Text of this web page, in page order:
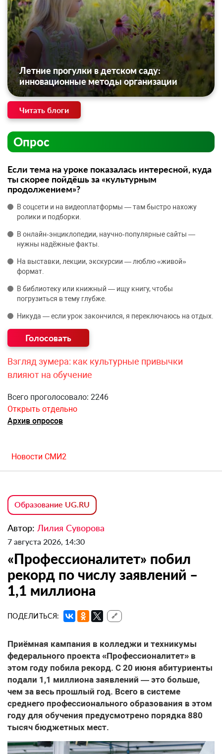
Летние прогулки в детском саду:
инновационные методы организации
Читать блоги
Опрос
Если тема на уроке показалась интересной, куда
ты скорее пойдёшь за «культурным
продолжением»?
В соцсети и на видеоплатформы — там быстро нахожу
ролики и подборки.
В онлайн‑энциклопедии, научно‑популярные сайты —
нужны надёжные факты.
На выставки, лекции, экскурсии — люблю «живой»
формат.
В библиотеку или книжный — ищу книгу, чтобы
погрузиться в тему глубже.
Никуда — если урок закончился, я переключаюсь на отдых.
Взгляд зумера: как культурные привычки
влияют на обучение
Всего проголосовало: 2246
Открыть отдельно
Архив опросов
Новости СМИ2
Образование UG.RU
Автор: Лилия Суворова
7 августа 2026, 14:30
«Профессионалитет» побил
рекорд по числу заявлений –
1,1 миллиона
ПОДЕЛИТЬСЯ: 🔗
Приёмная кампания в колледжи и техникумы
федерального проекта «Профессионалитет» в
этом году побила рекорд. С 20 июня абитуриенты
подали 1,1 миллиона заявлений — это больше,
чем за весь прошлый год. Всего в системе
среднего профессионального образования в этом
году для обучения предусмотрено порядка 880
тысяч бюджетных мест.